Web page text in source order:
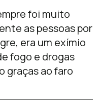
foi muito
as pessoas por
era um exímio
fogo e drogas
graças ao faro